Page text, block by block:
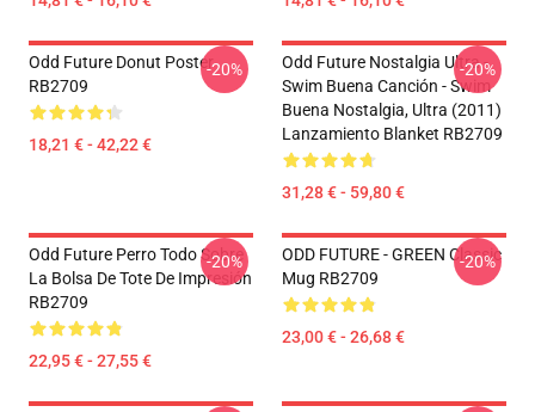
Odd Future Donut Poster
RB2709
18,21 € - 42,22 €
-20%
Odd Future Nostalgia Ultra -
Swim Buena Canción - Swim
Buena Nostalgia, Ultra (2011)
Lanzamiento Blanket RB2709
31,28 € - 59,80 €
-20%
Odd Future Perro Todo Sobre
La Bolsa De Tote De Impresión
RB2709
22,95 € - 27,55 €
-20%
ODD FUTURE - GREEN Classic
Mug RB2709
23,00 € - 26,68 €
-20%